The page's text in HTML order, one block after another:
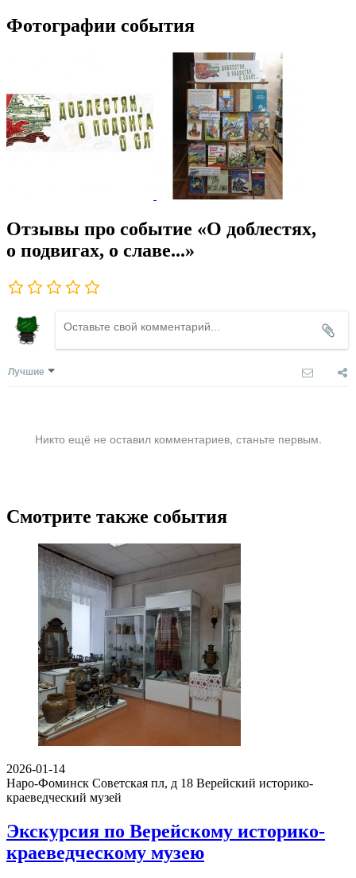
Фотографии события
Отзывы про событие «О доблестях,
о подвигах, о славе...»
Лучшие
Никто ещё не оставил комментариев, станьте первым.
Смотрите также события
2026-01-14
Наро-Фоминск Советская пл, д 18 Верейский историко-
краеведческий музей
Экскурсия по Верейскому историко-
краеведческому музею